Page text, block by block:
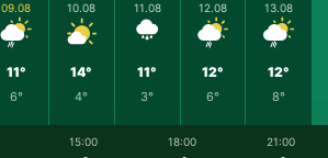
09.08
11°
6°
10.08
14°
4°
11.08
11°
3°
12.08
12°
6°
13.08
12°
8°
15:00 18:00 21:00